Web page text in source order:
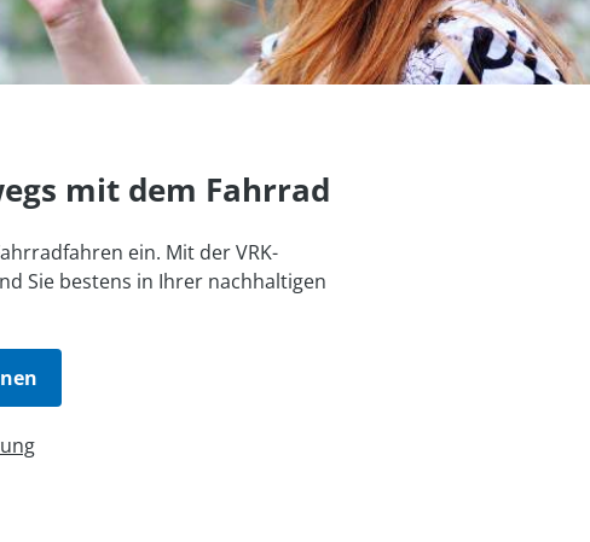
mit dem Fahrrad
ein. Mit der VRK-
Sie bestens in Ihrer nachhaltigen